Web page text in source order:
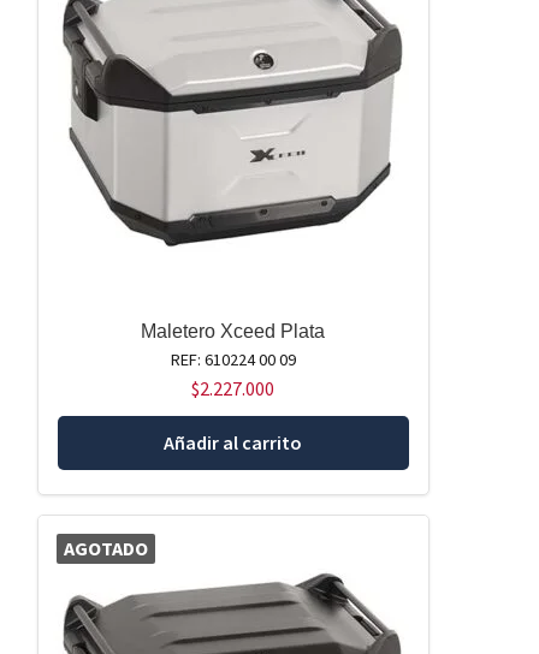
Maletero Xceed Plata
REF: 610224 00 09
$2.227.000
Añadir al carrito
AGOTADO